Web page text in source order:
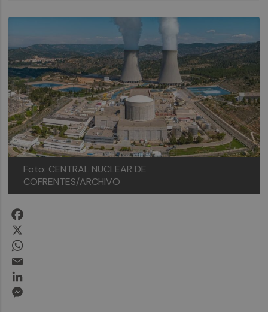
Foto: CENTRAL NUCLEAR DE
COFRENTES/ARCHIVO